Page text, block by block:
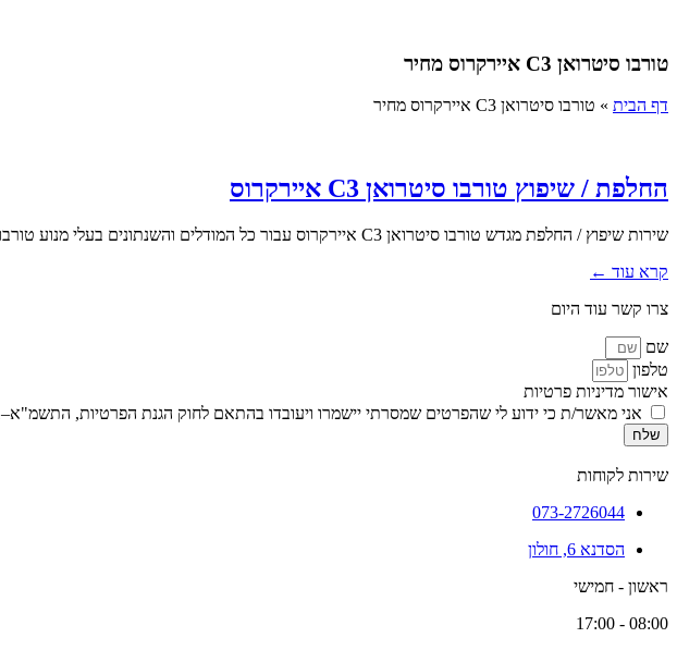
טורבו סיטרואן C3 איירקרוס מחיר
דף הבית » טורבו סיטרואן C3 איירקרוס מחיר
החלפת / שיפוץ טורבו סיטרואן C3 איירקרוס
שירות שיפוץ / החלפת מגדש טורבו סיטרואן C3 איירקרוס עבור כל המודלים והשנתונים בעלי מנוע טורבו. אנו בטופ טורבו מעניקים מעטפת...
קרא עוד ←
צרו קשר עוד היום
שם
טלפון
אישור מדיניות פרטיות
אני מאשר/ת כי ידוע לי שהפרטים שמסרתי יישמרו ויעובדו בהתאם לחוק הגנת הפרטיות, התשמ"א–1981 (כולל תיקון 13), ובהתאם ל
שלח
שירות לקוחות
073-2726044
הסדנא 6, חולון
ראשון - חמישי
08:00 - 17:00